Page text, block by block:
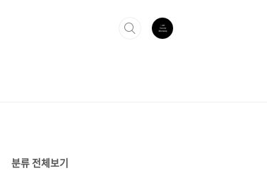
분류 전체보기